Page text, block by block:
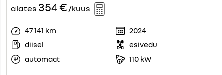
alates 354 €/kuus
47 141 km
2024
diisel
esivedu
automaat
110 kW